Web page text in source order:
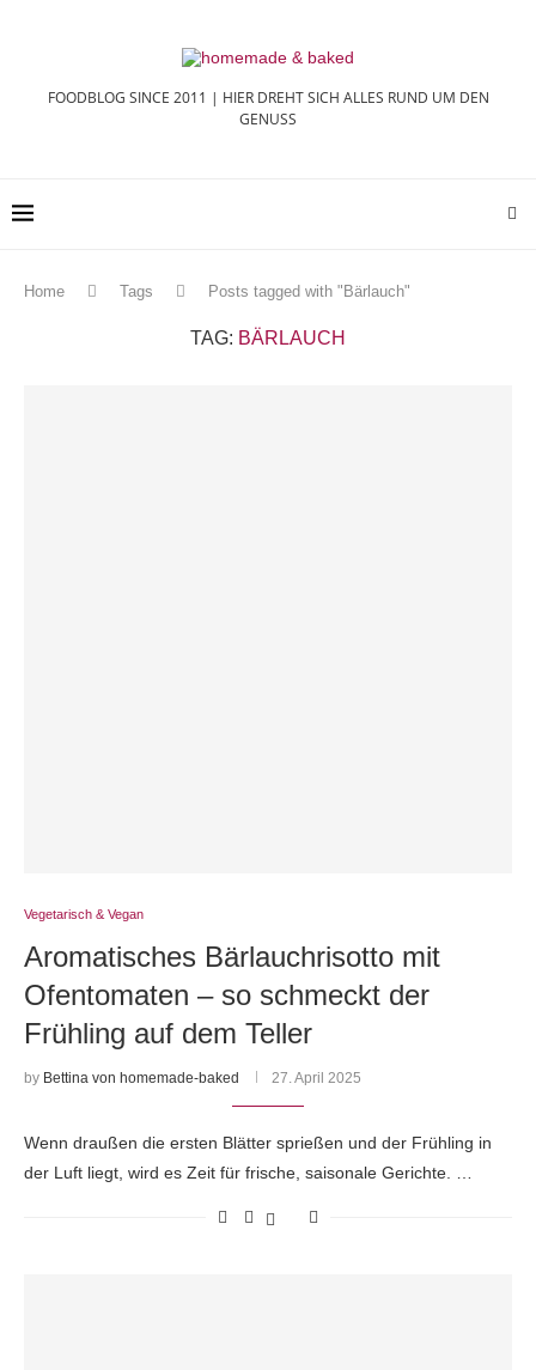
FOODBLOG SINCE 2011 | HIER DREHT SICH ALLES RUND UM DEN
GENUSS
Home Tags Posts tagged with "Bärlauch"
TAG: BÄRLAUCH
Vegetarisch & Vegan
Aromatisches Bärlauchrisotto mit
Ofentomaten – so schmeckt der
Frühling auf dem Teller
by Bettina von homemade-baked 27. April 2025
Wenn draußen die ersten Blätter sprießen und der Frühling in
der Luft liegt, wird es Zeit für frische, saisonale Gerichte. …